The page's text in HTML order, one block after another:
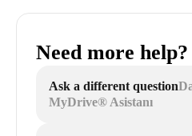
Need more help?
Ask a different question
MyDrive® Asistanı